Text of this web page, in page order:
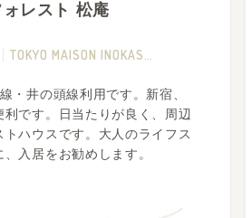
ォレスト 松庵
画像一覧
運営者
・井の頭線利用です。新宿、
です。日当たりが良く、周辺
ハウスです。大人のライフス
入居をお勧めします。